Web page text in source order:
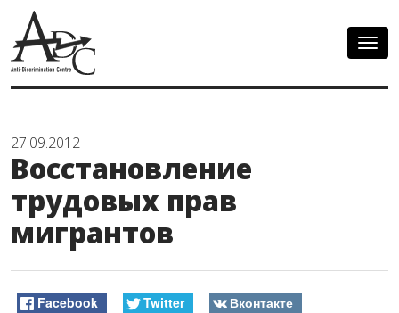
27.09.2012
Восстановление
трудовых прав
мигрантов
Facebook Twitter Вконтакте